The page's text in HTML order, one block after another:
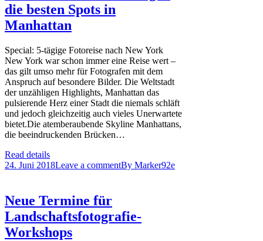
die besten Spots in
Manhattan
Special: 5-tägige Fotoreise nach New York
New York war schon immer eine Reise wert –
das gilt umso mehr für Fotografen mit dem
Anspruch auf besondere Bilder. Die Weltstadt
der unzähligen Highlights, Manhattan das
pulsierende Herz einer Stadt die niemals schläft
und jedoch gleichzeitig auch vieles Unerwartete
bietet.Die atemberaubende Skyline Manhattans,
die beeindruckenden Brücken…
Read details
24. Juni 2018Leave a commentBy Marker92e
Neue Termine für
Landschaftsfotografie-
Workshops